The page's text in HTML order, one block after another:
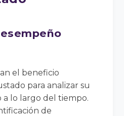
el beneficio
para analizar su
lo largo del tiempo.
de